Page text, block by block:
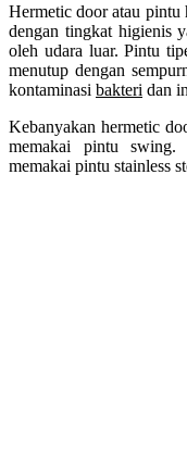
Hermetic door atau pintu
dengan tingkat higienis
oleh udara luar. Pintu
menutup dengan
kontaminasi bakteri dan
Kebanyakan hermetic
memakai pintu swing.
memakai pintu stainless